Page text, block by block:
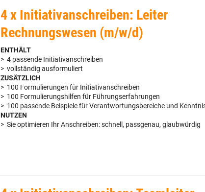
4 x Initiativanschreiben: Leiter
Rechnungswesen (m/w/d)
ENTHÄLT
> 4 passende Initiativanschreiben
> vollständig ausformuliert
ZUSÄTZLICH
> 100 Formulierungen für Initiativanschreiben
> 100 Formulierungshilfen für Führungserfahrungen
> 100 passende Beispiele für Verantwortungsbereiche und
NUTZEN
> Sie optimieren Ihr Anschreiben: schnell, passgenau, glaubwürdig